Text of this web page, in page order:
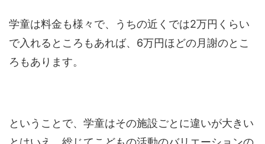
学童は料金も様々で、うちの近くでは2万円くらい
で入れるところもあれば、6万円ほどの月謝のとこ
ろもあります。
ということで、学童はその施設ごとに違いが大きい